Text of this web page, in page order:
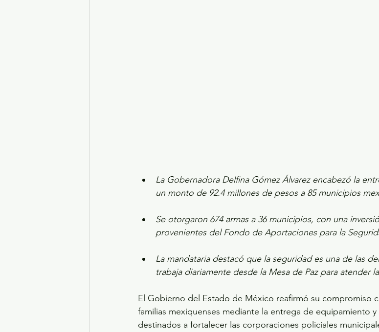
La Gobernadora Delfina Gómez Álvarez encabezó la
un monto de 92.4 millones de pesos a 85 municipios
Se otorgaron 674 armas a 36 municipios, con una
provenientes del Fondo de Aportaciones para la
La mandataria destacó que la seguridad es una de las
trabaja diariamente desde la Mesa de Paz para atender
El Gobierno del Estado de México reafirmó su compromiso
familias mexiquenses mediante la entrega de equipamiento
destinados a fortalecer las corporaciones policiales